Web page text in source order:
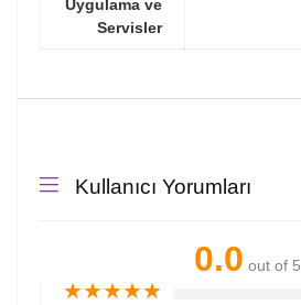
Uygulama ve
Servisler
Kullanıcı Yorumları
0.0 out of 5
★★★★★